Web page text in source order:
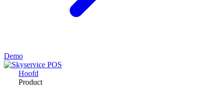
Demo
Hoofd
Product